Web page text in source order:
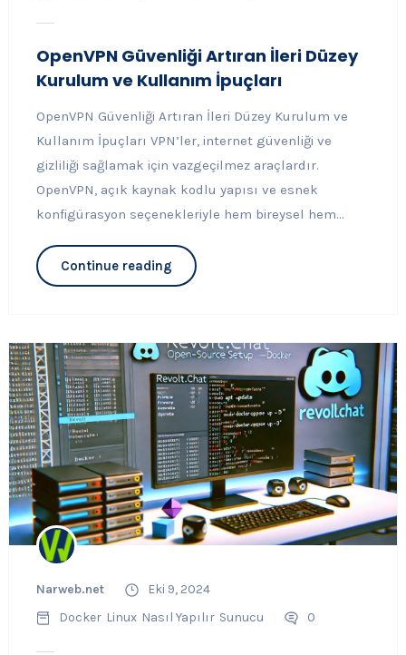
OpenVPN Güvenliği Artıran İleri Düzey
Kurulum ve Kullanım İpuçları
OpenVPN Güvenliği Artıran İleri Düzey Kurulum ve
Kullanım İpuçları VPN’ler, internet güvenliği ve
gizliliği sağlamak için vazgeçilmez araçlardır.
OpenVPN, açık kaynak kodlu yapısı ve esnek
konfigürasyon seçenekleriyle hem bireysel hem...
Continue reading
Narweb.net
Eki 9, 2024
Docker Linux Nasıl Yapılır Sunucu 0